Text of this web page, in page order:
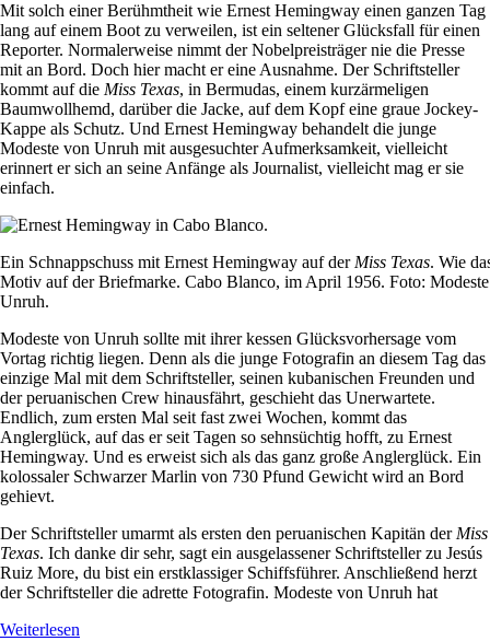
Mit solch einer Berühmtheit wie Ernest Hemingway einen ganzen Tag
lang auf einem Boot zu verweilen, ist ein seltener Glücksfall für einen
Reporter. Normalerweise nimmt der Nobelpreisträger nie die Presse
mit an Bord. Doch hier macht er eine Ausnahme. Der Schriftsteller
kommt auf die Miss Texas, in Bermudas, einem kurzärmeligen
Baumwollhemd, darüber die Jacke, auf dem Kopf eine graue Jockey-
Kappe als Schutz. Und Ernest Hemingway behandelt die junge
Modeste von Unruh mit ausgesuchter Aufmerksamkeit, vielleicht
erinnert er sich an seine Anfänge als Journalist, vielleicht mag er sie
einfach.
Ein Schnappschuss mit Ernest Hemingway auf der Miss Texas. Wie
Motiv auf der Briefmarke. Cabo Blanco, im April 1956. Foto:
Unruh.
Modeste von Unruh sollte mit ihrer kessen Glücksvorhersage vom
Vortag richtig liegen. Denn als die junge Fotografin an diesem Tag das
einzige Mal mit dem Schriftsteller, seinen kubanischen Freunden und
der peruanischen Crew hinausfährt, geschieht das Unerwartete.
Endlich, zum ersten Mal seit fast zwei Wochen, kommt das
Anglerglück, auf das er seit Tagen so sehnsüchtig hofft, zu Ernest
Hemingway. Und es erweist sich als das ganz große Anglerglück. Ein
kolossaler Schwarzer Marlin von 730 Pfund Gewicht wird an Bord
gehievt.
Der Schriftsteller umarmt als ersten den peruanischen Kapitän der Miss
Texas. Ich danke dir sehr, sagt ein ausgelassener Schriftsteller zu Jesús
Ruiz More, du bist ein erstklassiger Schiffsführer. Anschließend herzt
der Schriftsteller die adrette Fotografin. Modeste von Unruh hat
Weiterlesen